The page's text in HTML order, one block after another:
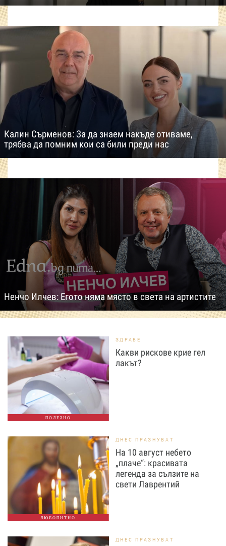
Калин Сърменов: За да знаем накъде отиваме,
трябва да помним кои са били преди нас
Ненчо Илчев: Егото няма място в света на артистите
ПОЛЕЗНО
ЗДРАВЕ
Какви рискове крие гел
лакът?
ЛЮБОПИТНО
ДНЕС ПРАЗНУВАТ
На 10 август небето
„плаче“: красивата
легенда за сълзите на
свети Лаврентий
ДНЕС ПРАЗНУВАТ